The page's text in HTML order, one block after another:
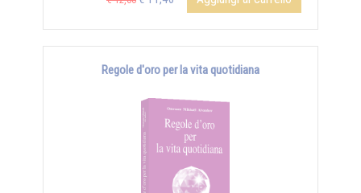
Regole d'oro per la vita quotidiana